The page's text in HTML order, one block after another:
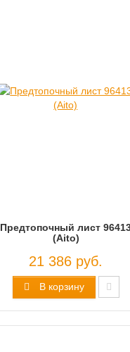
Предтопочный лист
(Aito)
21 386 руб.
В корзину